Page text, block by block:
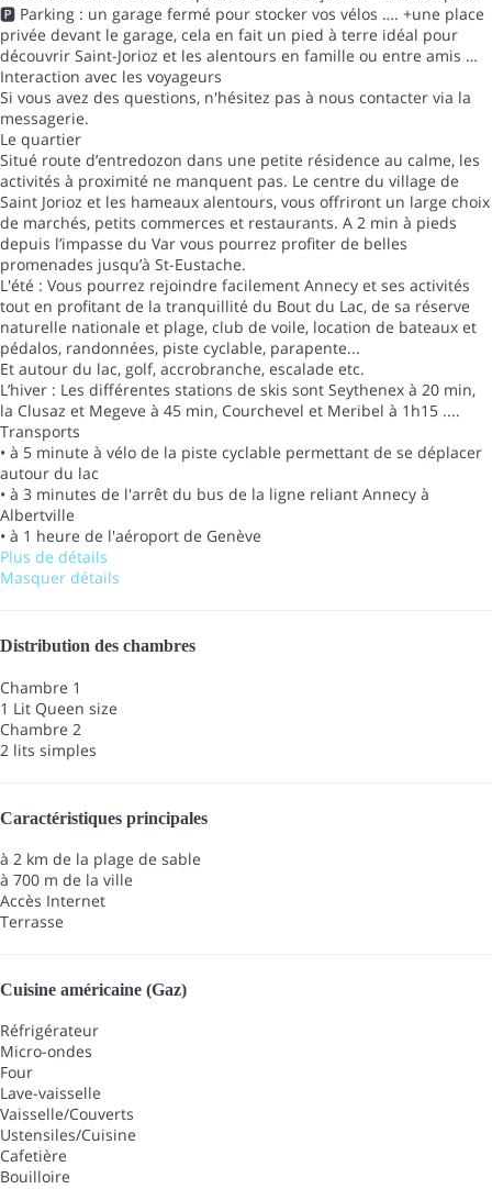
🅿️ Parking : un garage fermé pour stocker vos vélos …. +une place
privée devant le garage, cela en fait un pied à terre idéal pour
découvrir Saint-Jorioz et les alentours en famille ou entre amis …
Interaction avec les voyageurs
Si vous avez des questions, n'hésitez pas à nous contacter via la
messagerie.
Le quartier
Situé route d’entredozon dans une petite résidence au calme, les
activités à proximité ne manquent pas. Le centre du village de
Saint Jorioz et les hameaux alentours, vous offriront un large choix
de marchés, petits commerces et restaurants. A 2 min à pieds
depuis l’impasse du Var vous pourrez profiter de belles
promenades jusqu’à St-Eustache.
L'été : Vous pourrez rejoindre facilement Annecy et ses activités
tout en profitant de la tranquillité du Bout du Lac, de sa réserve
naturelle nationale et plage, club de voile, location de bateaux et
pédalos, randonnées, piste cyclable, parapente...
Et autour du lac, golf, accrobranche, escalade etc.
L’hiver : Les différentes stations de skis sont Seythenex à 20 min,
la Clusaz et Megeve à 45 min, Courchevel et Meribel à 1h15 ....
Transports
• à 5 minute à vélo de la piste cyclable permettant de se déplacer
autour du lac
• à 3 minutes de l'arrêt du bus de la ligne reliant Annecy à
Albertville
• à 1 heure de l'aéroport de Genève
Plus de détails
Masquer détails
Distribution des chambres
Chambre 1
1 Lit Queen size
Chambre 2
2 lits simples
Caractéristiques principales
à 2 km de la plage de sable
à 700 m de la ville
Accès Internet
Terrasse
Cuisine américaine (Gaz)
Réfrigérateur
Micro-ondes
Four
Lave-vaisselle
Vaisselle/Couverts
Ustensiles/Cuisine
Cafetière
Bouilloire